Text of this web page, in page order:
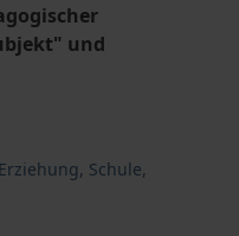
und
Erziehung, Schule,